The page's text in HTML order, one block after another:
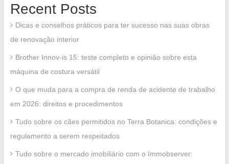
Recent Posts
Dicas e conselhos práticos para ter sucesso nas suas obras
de renovação interior
Brother Innov-is 15: teste completo e opinião sobre esta
máquina de costura versátil
O que muda para a compra de renda de acidente de trabalho
em 2026: direitos e procedimentos
Tudo sobre os cães permitidos no Terra Botanica: condições e
regulamento a serem respeitados
Tudo sobre o mercado imobiliário com o Immobserver: